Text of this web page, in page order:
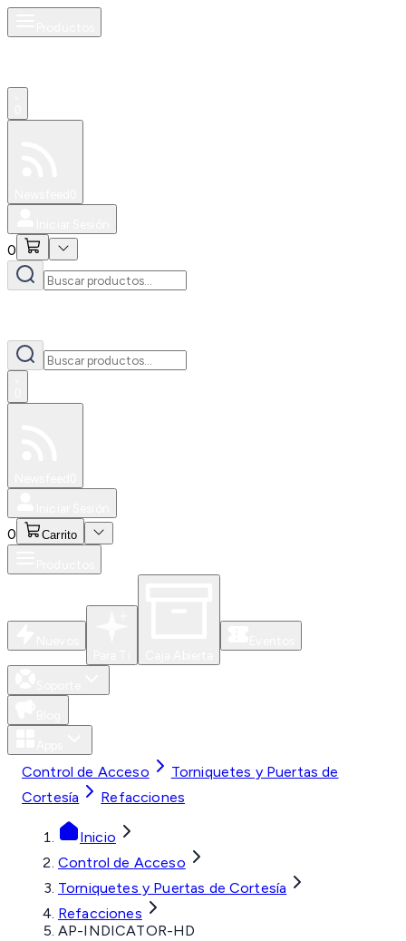
0
0 Carrito
Control de Acceso
Torniquetes y Puertas de
Cortesía
Refacciones
Inicio
Control de Acceso
Torniquetes y Puertas de Cortesía
Refacciones
AP-INDICATOR-HD